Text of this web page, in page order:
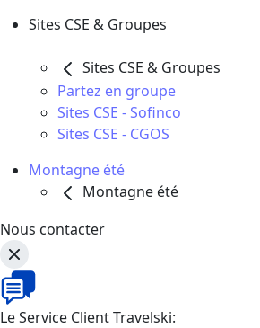
Sites CSE & Groupes
Sites CSE & Groupes
Partez en groupe
Sites CSE - Sofinco
Sites CSE - CGOS
Montagne été
Montagne été
Nous contacter
Le Service Client Travelski: